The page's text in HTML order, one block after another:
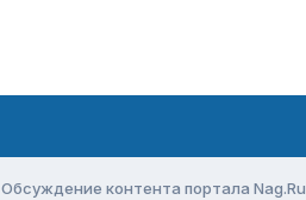
Обсуждение контента портала Nag.Ru